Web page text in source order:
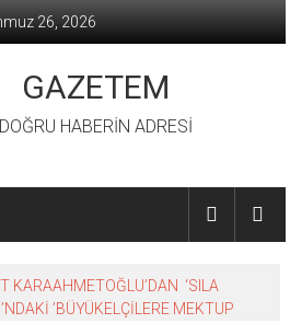
26, 2026
GAZETEM
DOĞRU HABERİN ADRESİ
KARAAHMETOĞLU’DAN ‘SILA
’BÜYÜKELÇİLERE MEKTUP